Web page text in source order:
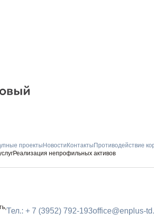
проекты Новости Контакты Противодействие
Реализация непрофильных активов
Тел.: + 7 (3952) 792-193office@enplus-